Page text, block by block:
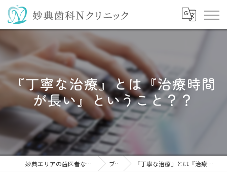
『丁寧な治療』とは『治療時間
が長い』ということ？？
妙典エリアの歯医者なら妙典歯科Nクリニック ブログ 『丁寧な治療』とは『治療時間が長い』ということ？？